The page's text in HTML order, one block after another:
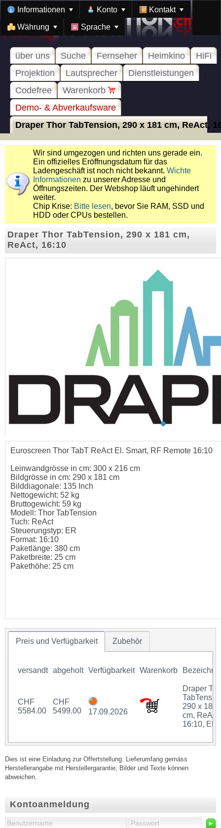
Informationen Konto Kontakt
Währung Sprache
über uns Suche Fernseher Heimkino
HiFi
Projektion
Lautsprecher
Dienstleistungen
Codefree
Warenkorb
Demo- & Abverkaufsware
Draper Thor TabTension, 290 x 181 cm, ReAct,
Kontoanmeldung
►
Wir sind umgezogen und richten uns gerade ein.
Ein offizielles Eröffnungsdatum für das
Ladengeschäft ist noch nicht bekannt. Wichte
Informationen zu unserer Adresse und
Öffnungszeiten. Der Webshop läuft ungehindert
weiter.
Chip Krise: Bitte lesen, bevor Sie RAM, SSD und
HDD oder CPUs bestellen.
Draper Thor TabTension, 290 x 181 cm,
ReAct, 16:10
Euroscreen Thor TabT ReAct El. Smart, RF Remote 16:10
Leinwandgrösse in cm: 300 x 216 cm
Bildgrösse in cm: 290 x 181 cm
Bilddiagonale: 135 Inch
Nettogewicht: 52 kg
Bruttogewicht: 59 kg
Modell: Thor TabTension
Tuch: ReAct
Steuerungstyp: ER
Format: 16:10
Paketlänge: 380 cm
Paketbreite: 25 cm
Pakethöhe: 25 cm
Preis und Verfügbarkeit Zubehör
versandt abgeholt Verfügbarkeit Warenkorb
CHF
5584.00
CHF
5499.00
17.09.2026
Draper
290 x 181
cm, ReAct,
16:10, ER
Dies ist eine Einladung zur Offertstellung. Lieferumfang gemäss
Herstellerangabe mit Herstellergarantie; Bilder und Texte können
abweichen.